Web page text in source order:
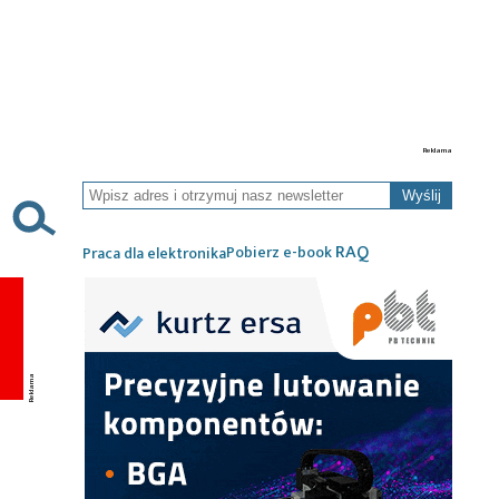
Wyślij
Praca dla elektronikaPobierz e-bookRAQ